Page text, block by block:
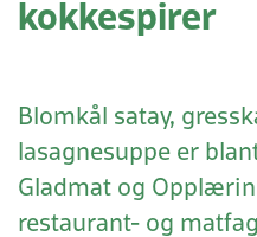
kokkespirer
Blomkål satay,
lasagnesuppe er
Gladmat og
restaurant- og